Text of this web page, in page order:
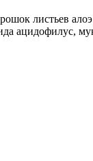
листьев
ацидофилус,